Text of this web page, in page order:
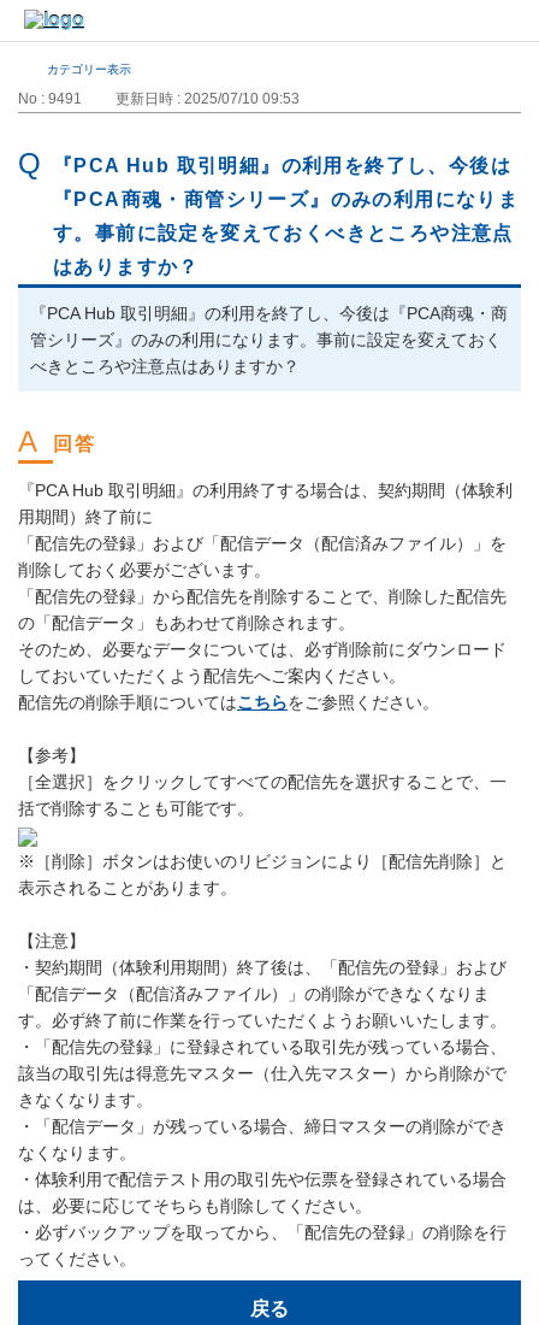
カテゴリー表示
No : 9491 更新日時 : 2025/07/10 09:53
『PCA Hub 取引明細』の利用を終了し、今後は
『PCA商魂・商管シリーズ』のみの利用になりま
す。事前に設定を変えておくべきところや注意点
はありますか？
『PCA Hub 取引明細』の利用を終了し、今後は『PCA商魂・商
管シリーズ』のみの利用になります。事前に設定を変えておく
べきところや注意点はありますか？
『PCA Hub 取引明細』の利用終了する場合は、契約期間（体験利
用期間）終了前に
「配信先の登録」および「配信データ（配信済みファイル）」を
削除しておく必要がございます。
「配信先の登録」から配信先を削除することで、削除した配信先
の「配信データ」もあわせて削除されます。
そのため、必要なデータについては、必ず削除前にダウンロード
しておいていただくよう配信先へご案内ください。
配信先の削除手順についてはこちらをご参照ください。
【参考】
［全選択］をクリックしてすべての配信先を選択することで、一
括で削除することも可能です。
※［削除］ボタンはお使いのリビジョンにより［配信先削除］と
表示されることがあります。
【注意】
・契約期間（体験利用期間）終了後は、「配信先の登録」および
「配信データ（配信済みファイル）」の削除ができなくなりま
す。必ず終了前に作業を行っていただくようお願いいたします。
・「配信先の登録」に登録されている取引先が残っている場合、
該当の取引先は得意先マスター（仕入先マスター）から削除がで
きなくなります。
・「配信データ」が残っている場合、締日マスターの削除ができ
なくなります。
・体験利用で配信テスト用の取引先や伝票を登録されている場合
は、必要に応じてそちらも削除してください。
・必ずバックアップを取ってから、「配信先の登録」の削除を行
ってください。
戻る